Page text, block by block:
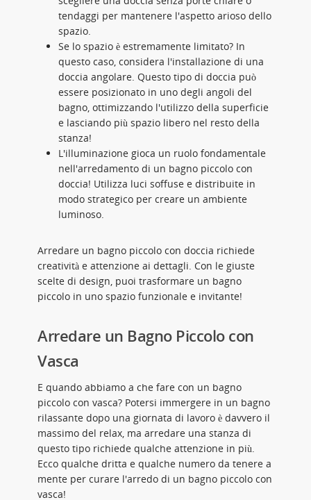
tendaggi per mantenere l'aspetto arioso dello
spazio.
Se lo spazio è estremamente limitato? In
questo caso, considera l'installazione di una
doccia angolare. Questo tipo di doccia può
essere posizionato in uno degli angoli del
bagno, ottimizzando l'utilizzo della superficie
e lasciando più spazio libero nel resto della
stanza!
L'illuminazione gioca un ruolo fondamentale
nell'arredamento di un bagno piccolo con
doccia! Utilizza luci soffuse e distribuite in
modo strategico per creare un ambiente
luminoso.
Arredare un bagno piccolo con doccia richiede
creatività e attenzione ai dettagli. Con le giuste
scelte di design, puoi trasformare un bagno
piccolo in uno spazio funzionale e invitante!
Arredare un Bagno Piccolo con
Vasca
E quando abbiamo a che fare con un bagno
piccolo con vasca? Potersi immergere in un bagno
rilassante dopo una giornata di lavoro è davvero il
massimo del relax, ma arredare una stanza di
questo tipo richiede qualche attenzione in più.
Ecco qualche dritta e qualche numero da tenere a
mente per curare l'arredo di un bagno piccolo con
vasca!